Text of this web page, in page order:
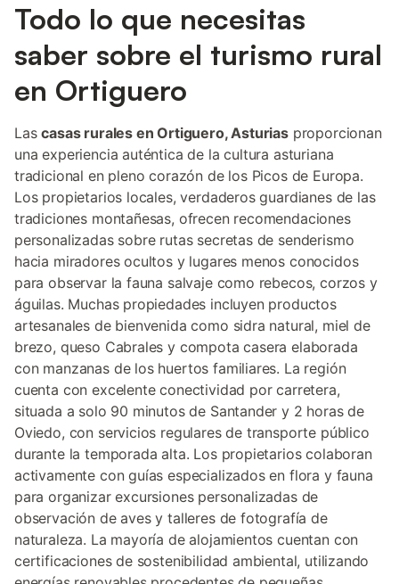
Todo lo que necesitas
saber sobre el turismo rural
en Ortiguero
Lascasas rurales en Ortiguero, Asturiasproporcionan
una experiencia auténtica de la cultura asturiana
tradicional en pleno corazón de los Picos de Europa.
Los propietarios locales, verdaderos guardianes de las
tradiciones montañesas, ofrecen recomendaciones
personalizadas sobre rutas secretas de senderismo
hacia miradores ocultos y lugares menos conocidos
para observar la fauna salvaje como rebecos, corzos y
águilas. Muchas propiedades incluyen productos
artesanales de bienvenida como sidra natural, miel de
brezo, queso Cabrales y compota casera elaborada
con manzanas de los huertos familiares. La región
cuenta con excelente conectividad por carretera,
situada a solo 90 minutos de Santander y 2 horas de
Oviedo, con servicios regulares de transporte público
durante la temporada alta. Los propietarios colaboran
activamente con guías especializados en flora y fauna
para organizar excursiones personalizadas de
observación de aves y talleres de fotografía de
naturaleza. La mayoría de alojamientos cuentan con
certificaciones de sostenibilidad ambiental, utilizando